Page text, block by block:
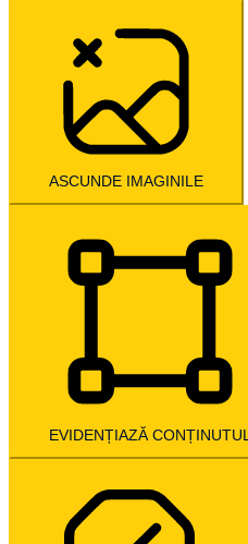
ASCUNDE IMAGINILE
EVIDENȚIAZĂ CONȚINUTUL